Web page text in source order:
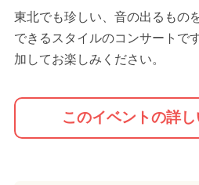
東北でも珍しい、音の出るもの
できるスタイルのコンサートで
加してお楽しみください。
このイベントの詳